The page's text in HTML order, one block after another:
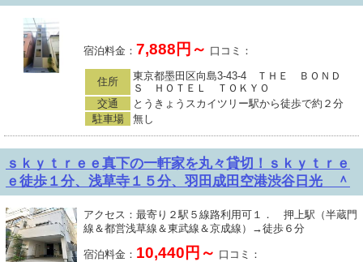
宿泊料金： 7,888円～ 口コミ：
住所
東京都墨田区向島3-43-4 ＴＨＥ ＢＯＮＤ
Ｓ ＨＯＴＥＬ ＴＯＫＹＯ
交通
とうきょうスカイツリー駅から徒歩で約２分
駐車場
無し
ｓｋｙｔｒｅｅ真下の一軒家を丸々貸切！ｓｋｙｔｒｅ
ｅ徒歩１分、浅草寺１５分、羽田成田空港渋谷日光 ＾
アクセス：最寄り２駅５線路利用可１． 押上駅（半蔵門
線＆都営浅草線＆東武線＆京成線）→徒歩６分
宿泊料金： 10,440円～ 口コミ：